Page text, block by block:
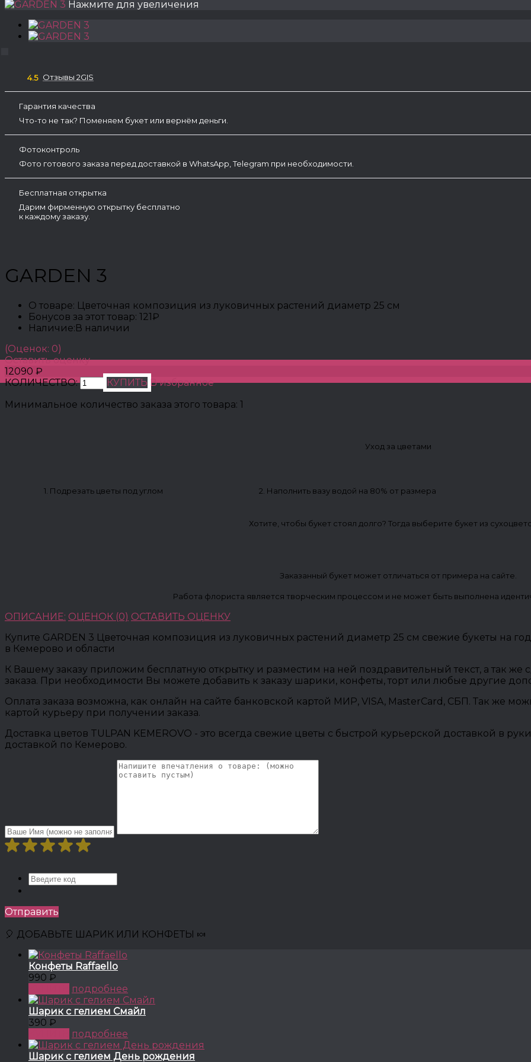
Нажмите для увеличения
4.5 Отзывы 2GIS
Гарантия качества
Что-то не так? Поменяем букет или вернём деньги.
Фотоконтроль
Фото готового заказа перед доставкой в WhatsApp, Telegram при необходимости.
Бесплатная открытка
Дарим фирменную открытку бесплатно
к каждому заказу.
GARDEN 3
О товаре: Цветочная композиция из луковичных растений диаметр 25 см
Бонусов за этот товар: 121₽
Наличие:В наличии
(Оценок: 0)
Оставить оценку
12090 ₽
КОЛИЧЕСТВО:
КУПИТЬ В избранное
Минимальное количество заказа этого товара: 1
Уход за цветами
1. Подрезать цветы под углом 2. Наполнить вазу водой на 80% от размера
Хотите, чтобы букет стоял долго? Тогда выберите букет из
Заказанный букет может отличаться от примера на сайте.
Работа флориста является творческим процессом и не может быть выполнена
ОПИСАНИЕ: ОЦЕНОК (0) ОСТАВИТЬ ОЦЕНКУ
Купите GARDEN 3 Цветочная композиция из луковичных растений диаметр 25 см свежие букеты на
в Кемерово и области
К Вашему заказу приложим бесплатную открытку и разместим на ней поздравительный текст, а так
заказа. При необходимости Вы можете добавить к заказу шарики, конфеты, торт или любые другие
Оплата заказа возможна, как онлайн на сайте банковской картой МИР, VISA, MasterCard, СБП. Так же
картой курьеру при получении заказа.
Доставка цветов TULPAN KEMEROVO - это всегда свежие цветы с быстрой курьерской доставкой в
доставкой по Кемерово.
Отправить
🎈 ДОБАВЬТЕ ШАРИК ИЛИ КОНФЕТЫ 🍬
Конфеты Raffaello
990 ₽
подробнее
Шарик с гелием Смайл
390 ₽
подробнее
Шарик с гелием День рождения